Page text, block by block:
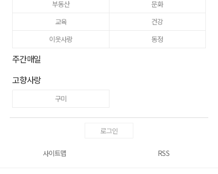
부동산
문화
교육
건강
이웃사랑
동정
주간매일
고향사랑
구미
로그인
사이트맵 RSS